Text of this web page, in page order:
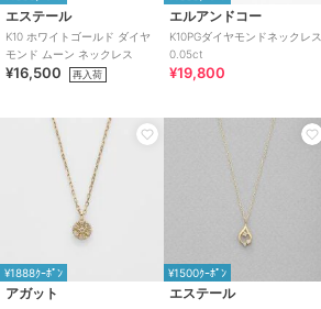
エステール
K10 ホワイトゴールド ダイヤ
モンド ムーン ネックレス
¥16,500 再入荷
エルアンドコー
K10PGダイヤモンドネックレス
0.05ct
¥19,800
¥1888ｸｰﾎﾟﾝ
アガット
¥1500ｸｰﾎﾟﾝ
エステール